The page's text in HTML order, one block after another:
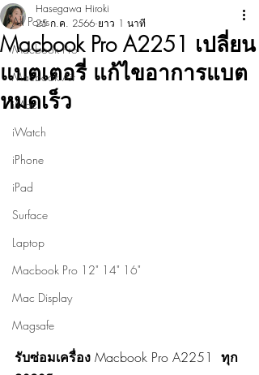
All Posts
Macbook Pro
Macbook Air
iMac
iWatch
iPhone
iPad
Surface
Laptop
Macbook Pro 12" 14" 16"
Mac Display
Magsafe
Macbook Pro A2251 เปลี่ยน
แบตเตอรี่ แก้ไขอาการแบต
หมดเร็ว
Hasegawa Hiroki
25 ก.ค. 2566 ยาว 1 นาที
รับซ่อมเครื่อง Macbook Pro A2251
  ทุก